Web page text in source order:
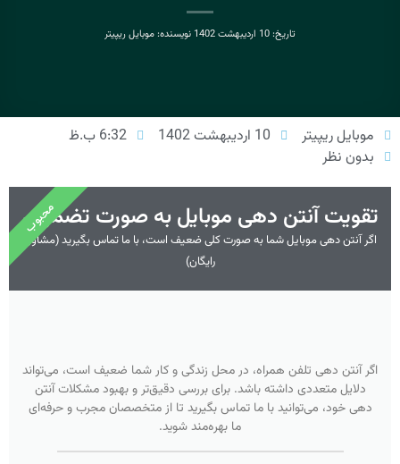
تاریخ:10 اردیبهشت 1402 نویسنده:موبایل ریپیتر
موبایل ریپیتر 10 اردیبهشت 1402
6:32 ب.ظ
بدون نظر
تقویت آنتن دهی موبایل به صورت تضمینی
اگر آنتن دهی موبایل شما به صورت کلی ضعیف است، با ما تماس بگیرید (مشاوره
رایگان)
اگر آنتن دهی تلفن همراه، در محل زندگی و کار شما ضعیف است، می‌تواند
دلایل متعددی داشته باشد. برای بررسی دقیق‌تر و بهبود مشکلات آنتن
دهی خود، می‌توانید با ما تماس بگیرید تا از متخصصان مجرب و حرفه‌ای
ما بهره‌مند شوید.
محبوب